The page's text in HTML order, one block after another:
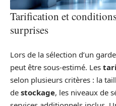
Tarification et
surprises
Lors de la sélection d’un
peut être sous-estimé. Les
selon plusieurs critères : la
de stockage, les niveaux de